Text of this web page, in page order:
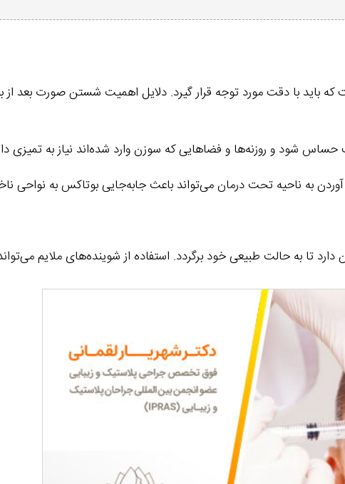
باید با دقت مورد توجه قرار گیرد. دلایل اهمیت شستن صورت بعد از
شود و روزنه‌ها و فضاهایی که سوزن وارد شده‌اند نیاز به تمیزی
به ناحیه تحت درمان می‌تواند باعث جابه‌جایی بوتاکس به
تا به حالت طبیعی خود برگردد. استفاده از شوینده‌های ملایم